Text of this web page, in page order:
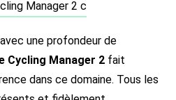
une profondeur de
Cycling Manager 2 fait
dans ce domaine. Tous les